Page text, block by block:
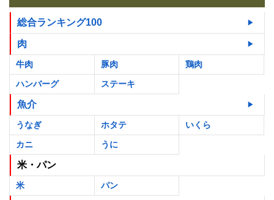
総合ランキング100
肉
牛肉 豚肉
鶏肉
ハンバーグ
ステーキ
魚介
うなぎ ホタテ
いくら
カニ
うに
米・パン
米 パン